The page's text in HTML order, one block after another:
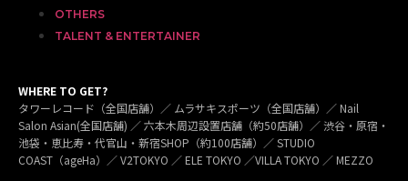
OTHERS
TALENT & ENTERTAINER
WHERE TO GET?
タワーレコード（全国店舗）／ ムラサキスポーツ（全国店舗）／ Nail
Salon Asian(全国店舗) ／ 六本木周辺設置店舗（約50店舗）／ 渋谷・原宿・
池袋・恵比寿・代官山・新宿SHOP（約100店舗）／ STUDIO
COAST（ageHa）／ V2TOKYO ／ ELE TOKYO ／VILLA TOKYO ／ MEZZO